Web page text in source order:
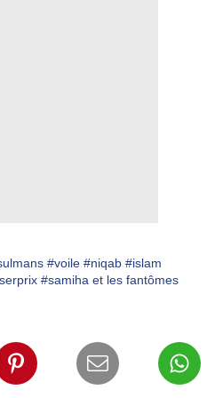
#voile #niqab #islam
#samiha et les fantômes